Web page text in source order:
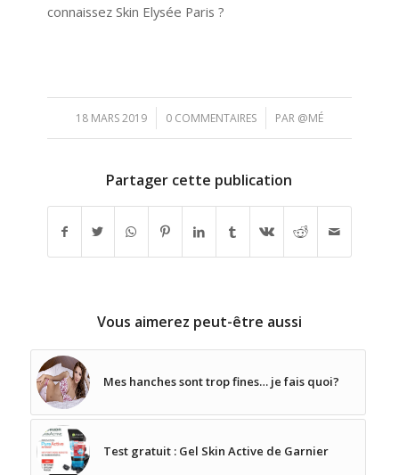
connaissez Skin Elysée Paris ?
18 MARS 2019
/ 0 COMMENTAIRES
/ PAR @MÉ
Partager cette publication
Vous aimerez peut-être aussi
Mes hanches sont trop fines… je fais quoi?
Test gratuit : Gel Skin Active de Garnier